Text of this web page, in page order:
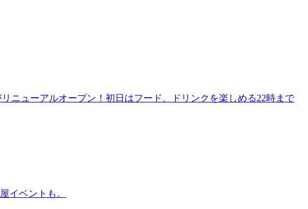
ニューアルオープン！初日はフード、ドリンクを楽しめる22時まで
イベントも。